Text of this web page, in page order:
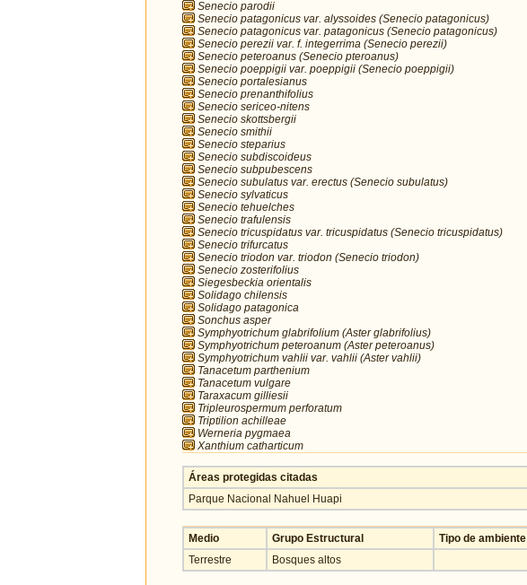
Senecio parodii
Senecio patagonicus var. alyssoides (Senecio patagonicus)
Senecio patagonicus var. patagonicus (Senecio patagonicus)
Senecio perezii var. f. integerrima (Senecio perezii)
Senecio peteroanus (Senecio pteroanus)
Senecio poeppigii var. poeppigii (Senecio poeppigii)
Senecio portalesianus
Senecio prenanthifolius
Senecio sericeo-nitens
Senecio skottsbergii
Senecio smithii
Senecio steparius
Senecio subdiscoideus
Senecio subpubescens
Senecio subulatus var. erectus (Senecio subulatus)
Senecio sylvaticus
Senecio tehuelches
Senecio trafulensis
Senecio tricuspidatus var. tricuspidatus (Senecio tricuspidatus)
Senecio trifurcatus
Senecio triodon var. triodon (Senecio triodon)
Senecio zosterifolius
Siegesbeckia orientalis
Solidago chilensis
Solidago patagonica
Sonchus asper
Symphyotrichum glabrifolium (Aster glabrifolius)
Symphyotrichum peteroanum (Aster peteroanus)
Symphyotrichum vahlii var. vahlii (Aster vahlii)
Tanacetum parthenium
Tanacetum vulgare
Taraxacum gilliesii
Tripleurospermum perforatum
Triptilion achilleae
Werneria pygmaea
Xanthium catharticum
Áreas protegidas citadas
Parque Nacional Nahuel Huapi
Medio Grupo Estructural
Tipo de ambiente
Terrestre
Bosques altos